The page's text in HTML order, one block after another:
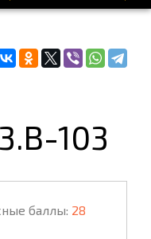
103
баллы: 28